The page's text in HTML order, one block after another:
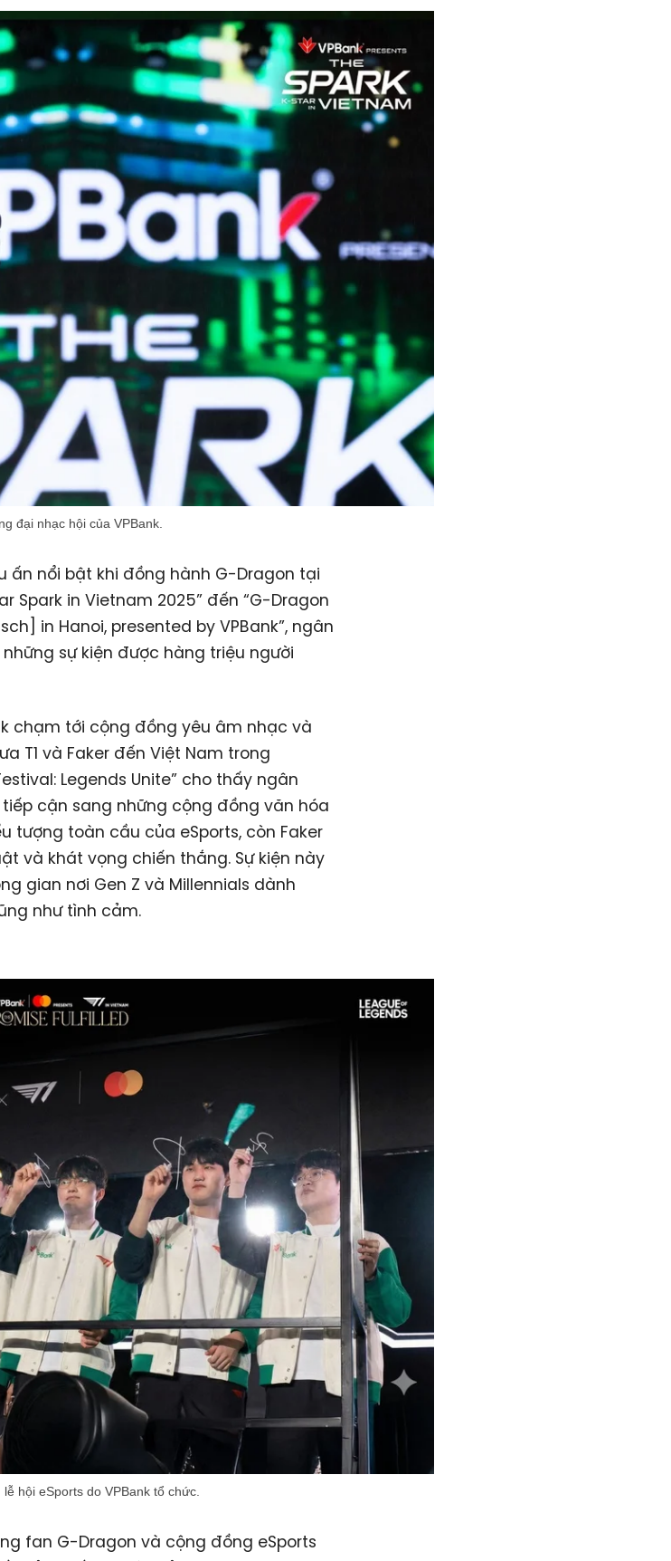
đại nhạc hội của VPBank.
ấn nổi bật khi đồng hành G-Dragon tại
Spark in Vietnam 2025” đến “G-Dragon
in Hanoi, presented by VPBank”, ngân
sự kiện được hàng triệu người
chạm tới cộng đồng yêu âm nhạc và
T1 và Faker đến Việt Nam trong
Legends Unite” cho thấy ngân
cận sang những cộng đồng văn hóa
tượng toàn cầu của eSports, còn Faker
và khát vọng chiến thắng. Sự kiện này
gian nơi Gen Z và Millennials dành
như tình cảm.
hội eSports do VPBank tổ chức.
fan G-Dragon và cộng đồng eSports